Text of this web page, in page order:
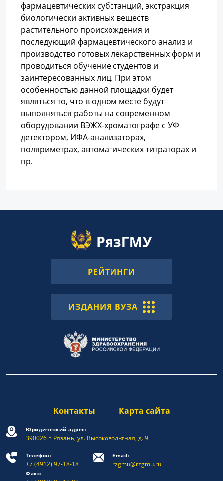
фармацевтических субстанций, экстракция
биологически активных веществ
растительного происхождения и
последующий фармацевтического анализ и
производство готовых лекарственных форм и
проводиться обучение студентов и
заинтересованных лиц. При этом
особенностью данной площадки будет
являться то, что в одном месте будут
выполняться работы на современном
оборудовании ВЭЖХ-хроматографе с УФ
детектором, ИФА-анализаторах,
поляриметрах, автоматических титраторах и
пр.
РЕЙТИНГИ
ИЗДАНИЯ ВУЗА
Контакты Карта сайта
Юридический адрес:
390026 г. Рязань, ул. Высоковольтная, д. 9
Телефон:
+7 (4912) 97-18-18
Факс:
Email:
rzgmu@rzgmu.ru